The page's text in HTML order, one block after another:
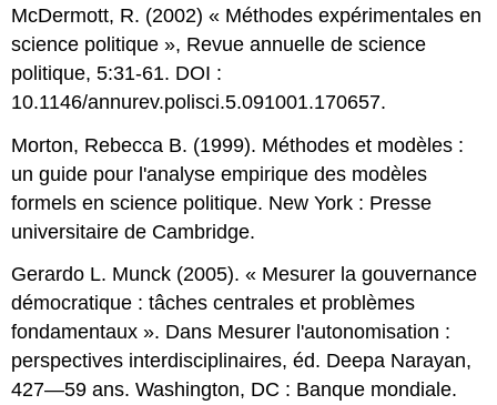
McDermott, R. (2002) « Méthodes expérimentales en
science politique », Revue annuelle de science
politique, 5:31-61. DOI :
10.1146/annurev.polisci.5.091001.170657.
Morton, Rebecca B. (1999). Méthodes et modèles :
un guide pour l'analyse empirique des modèles
formels en science politique. New York : Presse
universitaire de Cambridge.
Gerardo L. Munck (2005). « Mesurer la gouvernance
démocratique : tâches centrales et problèmes
fondamentaux ». Dans Mesurer l'autonomisation :
perspectives interdisciplinaires, éd. Deepa Narayan,
427—59 ans. Washington, DC : Banque mondiale.